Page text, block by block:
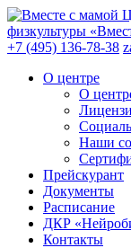
физкультуры
+7 (495) 136-78-38
О центре
О
Наши
Прейскурант
Документы
Расписание
ДКР
Контакты